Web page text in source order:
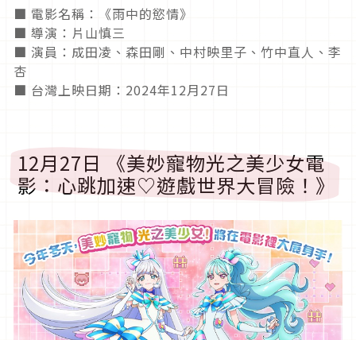
■ 電影名稱：《雨中的慾情》
■ 導演：片山慎三
■ 演員：成田凌、森田剛、中村映里子、竹中直人、李
杏
■ 台灣上映日期：2024年12月27日
12月27日 《美妙寵物光之美少女電
影：心跳加速♡遊戲世界大冒險！》